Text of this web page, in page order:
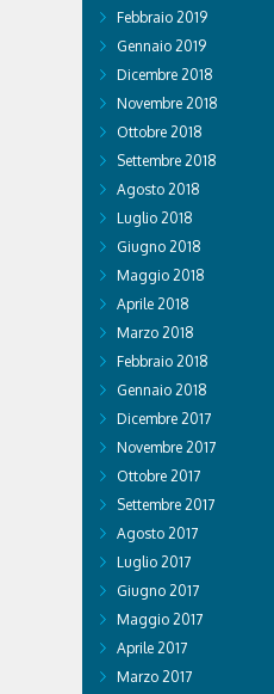
Febbraio 2019
Gennaio 2019
Dicembre 2018
Novembre 2018
Ottobre 2018
Settembre 2018
Agosto 2018
Luglio 2018
Giugno 2018
Maggio 2018
Aprile 2018
Marzo 2018
Febbraio 2018
Gennaio 2018
Dicembre 2017
Novembre 2017
Ottobre 2017
Settembre 2017
Agosto 2017
Luglio 2017
Giugno 2017
Maggio 2017
Aprile 2017
Marzo 2017